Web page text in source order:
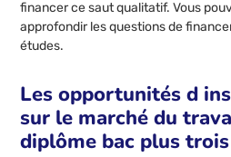
financer ce saut qualitatif. Vous
approfondir les questions de
études.
Les opportunités d
sur le marché du
diplôme bac plus trois